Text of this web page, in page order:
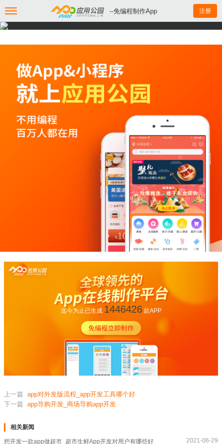
--免编程制作App 注册
迄今为止已生成 1446426款APP
上一篇 app对外发版流程_app开发工具哪个好
下一篇 app导购开发_商场导购app开发
相关新闻
想开发一款app做超市_超市生鲜App开发对用户有哪些好 2021-06-29